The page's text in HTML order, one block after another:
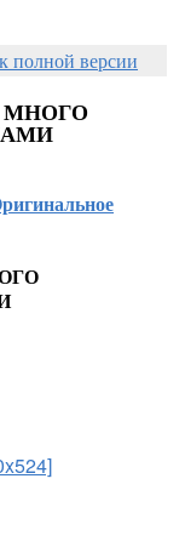
к полной версии